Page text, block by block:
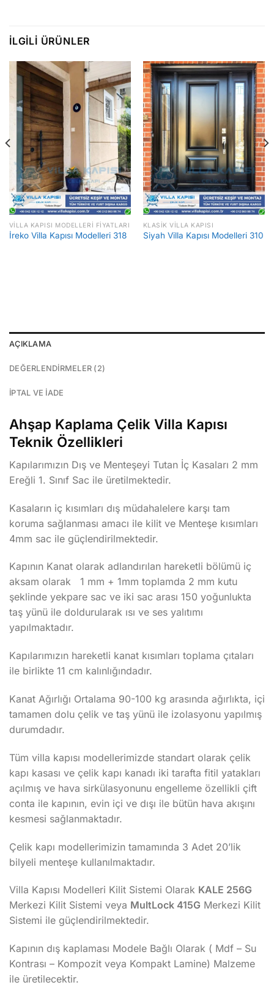
İLGILI ÜRÜNLER
VILLA KAPISI MODELLERI FIYATLARI
İreko Villa Kapısı Modelleri 318
KLASIK VILLA KAPISI
Siyah Villa Kapısı Modelleri 310
AÇIKLAMA
DEĞERLENDIRMELER (2)
İPTAL VE İADE
Ahşap Kaplama Çelik Villa Kapısı
Teknik Özellikleri
Kapılarımızın Dış ve Menteşeyi Tutan İç Kasaları 2 mm
Ereğli 1. Sınıf Sac ile üretilmektedir.
Kasaların iç kısımları dış müdahalelere karşı tam
koruma sağlanması amacı ile kilit ve Menteşe kısımları
4mm sac ile güçlendirilmektedir.
Kapının Kanat olarak adlandırılan hareketli bölümü iç
aksam olarak 1 mm + 1mm toplamda 2 mm kutu
şeklinde yekpare sac ve iki sac arası 150 yoğunlukta
taş yünü ile doldurularak ısı ve ses yalıtımı
yapılmaktadır.
Kapılarımızın hareketli kanat kısımları toplama çıtaları
ile birlikte 11 cm kalınlığındadır.
Kanat Ağırlığı Ortalama 90-100 kg arasında ağırlıkta, içi
tamamen dolu çelik ve taş yünü ile izolasyonu yapılmış
durumdadır.
Tüm villa kapısı modellerimizde standart olarak çelik
kapı kasası ve çelik kapı kanadı iki tarafta fitil yatakları
açılmış ve hava sirkülasyonunu engelleme özellikli çift
conta ile kapının, evin içi ve dışı ile bütün hava akışını
kesmesi sağlanmaktadır.
Çelik kapı modellerimizin tamamında 3 Adet 20’lik
bilyeli menteşe kullanılmaktadır.
Villa Kapısı Modelleri Kilit Sistemi Olarak KALE 256G
Merkezi Kilit Sistemi veya MultLock 415G Merkezi Kilit
Sistemi ile güçlendirilmektedir.
Kapının dış kaplaması Modele Bağlı Olarak ( Mdf – Su
Kontrası – Kompozit veya Kompakt Lamine) Malzeme
ile üretilecektir.